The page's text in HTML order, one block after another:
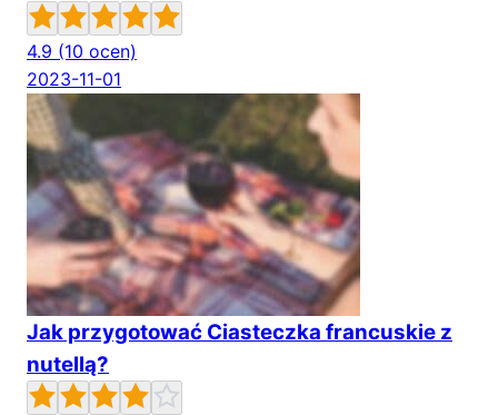
4.9 (10 ocen)
2023-11-01
Jak przygotować Ciasteczka francuskie z
nutellą?